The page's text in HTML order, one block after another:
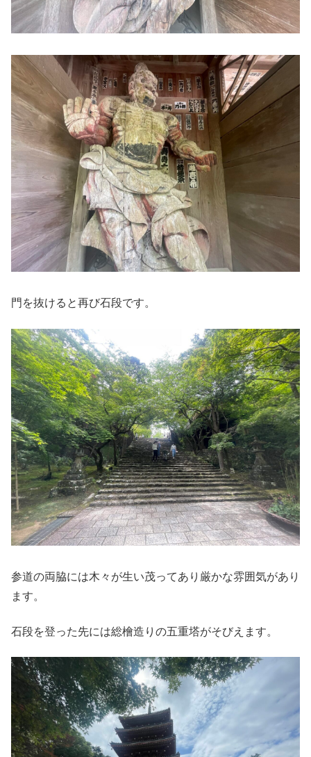
門を抜けると再び石段です。
参道の両脇には木々が生い茂ってあり厳かな雰囲気があり
ます。
石段を登った先には総檜造りの五重塔がそびえます。